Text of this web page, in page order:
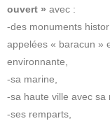
ouvert » avec :
-des monuments
appelées « baracun »
environnante,
-sa marine,
-sa haute ville avec sa
-ses remparts,